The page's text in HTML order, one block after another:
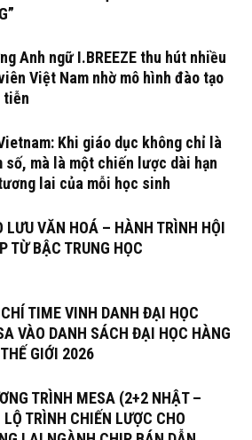
Anh ngữ I.BREEZE thu hút nhiều
Việt Nam nhờ mô hình đào tạo
Khi giáo dục không chỉ là
số, mà là một chiến lược dài hạn
lai của mỗi học sinh
LƯU VĂN HOÁ – HÀNH TRÌNH HỘI
TỪ BẬC TRUNG HỌC
TIME VINH DANH ĐẠI HỌC
VÀO DANH SÁCH ĐẠI HỌC HÀNG
GIỚI 2026
TRÌNH MESA (2+2 NHẬT –
TRÌNH CHIẾN LƯỢC CHO